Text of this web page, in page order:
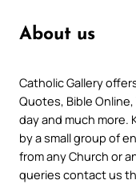
About us
Catholic Gallery
Quotes, Bible
day and much more.
by a small group of
from any Church or
queries contact us